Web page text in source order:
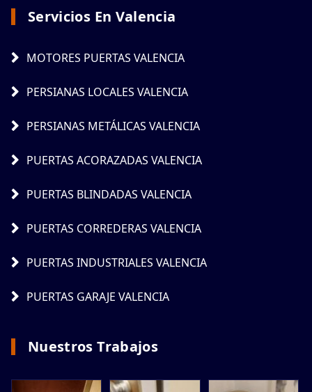
Servicios En Valencia
MOTORES PUERTAS VALENCIA
PERSIANAS LOCALES VALENCIA
PERSIANAS METÁLICAS VALENCIA
PUERTAS ACORAZADAS VALENCIA
PUERTAS BLINDADAS VALENCIA
PUERTAS CORREDERAS VALENCIA
PUERTAS INDUSTRIALES VALENCIA
PUERTAS GARAJE VALENCIA
Nuestros Trabajos